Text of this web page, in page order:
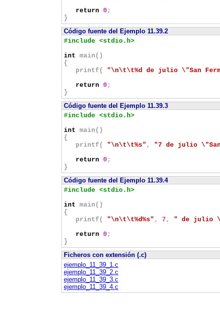
return 0 ;
}
Código fuente del Ejemplo 11.39.2
#include <stdio.h>
int main()
{
printf( "\n\t\t%d de julio \"San
return 0 ;
}
Código fuente del Ejemplo 11.39.3
#include <stdio.h>
int main()
{
printf( "\n\t\t%s" , "7 de julio
return 0 ;
}
Código fuente del Ejemplo 11.39.4
#include <stdio.h>
int main()
{
printf( "\n\t\t%d%s" , 7 , " de julio
return 0 ;
}
Ficheros con extensión (.c)
ejemplo_11_39_1.c
ejemplo_11_39_2.c
ejemplo_11_39_3.c
ejemplo_11_39_4.c